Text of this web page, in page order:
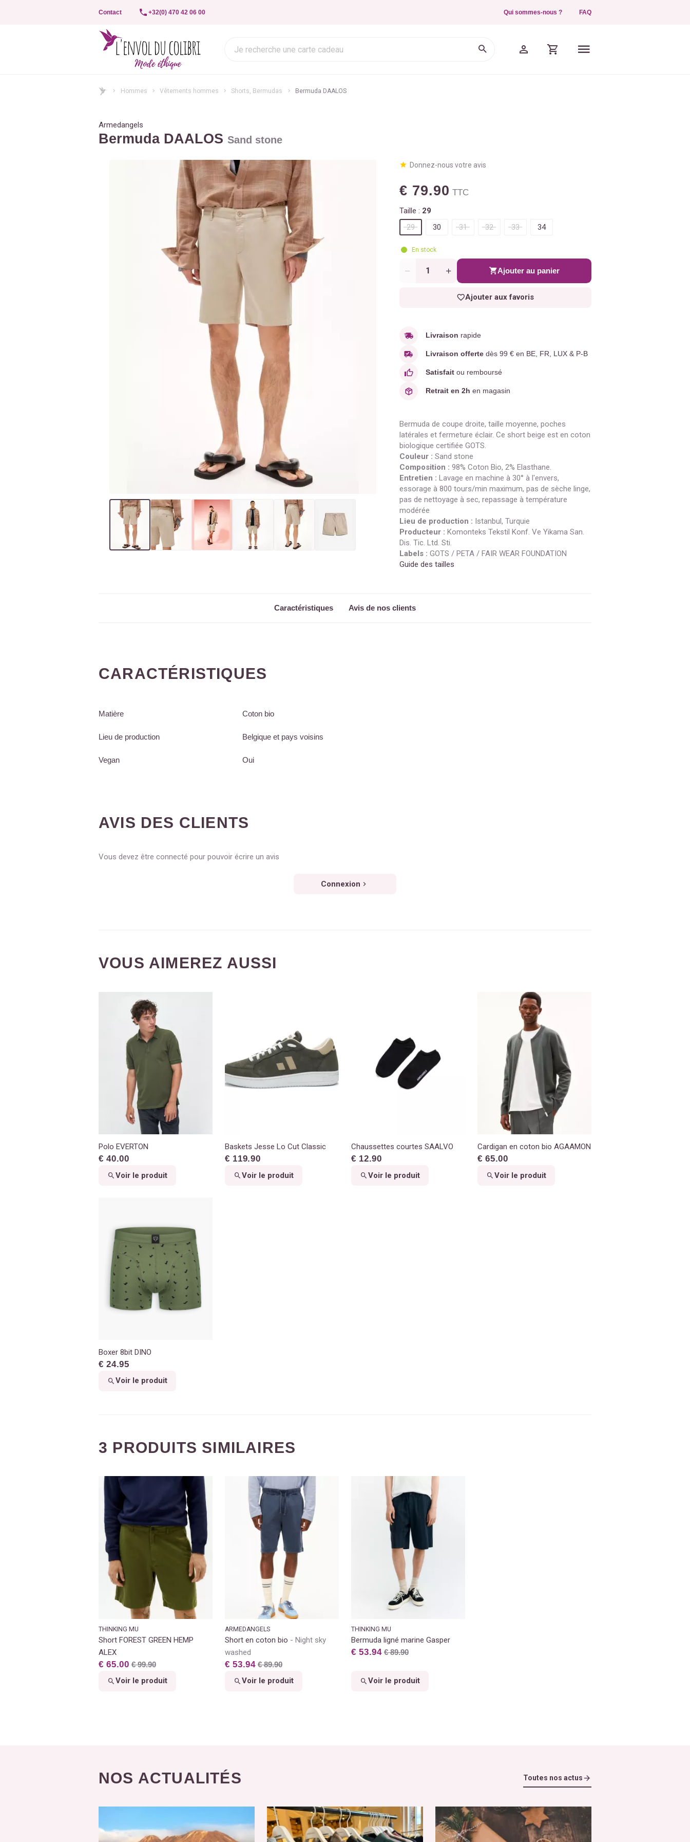
Contact +32(0) 470 42 06 00 Qui sommes-nous ? FAQ
Hommes Vêtements hommes Shorts, Bermudas Bermuda DAALOS
Armedangels
Bermuda DAALOS Sand stone
Donnez-nous votre avis
€ 79.90 TTC
Taille : 29
29
30 31 32 33 34
En stock
Quantité Ajouter au panier
Ajouter aux favoris
Livraison rapide
Livraison offertedès 99 € en BE, FR, LUX & P-B
Satisfaitou remboursé
Retrait en 2h en magasin
Bermuda de coupe droite, taille moyenne, poches
latérales et fermeture éclair. Ce short beige est en coton
biologique certifiée GOTS.
Couleur : Sand stone
Composition : 98% Coton Bio, 2% Elasthane.
Entretien : Lavage en machine à 30° à l'envers,
essorage à 800 tours/min maximum, pas de sèche linge,
pas de nettoyage à sec, repassage à température
modérée
Lieu de production : Istanbul, Turquie
Producteur : Komonteks Tekstil Konf. Ve Yikama San.
Dis. Tic. Ltd. Sti.
Labels : GOTS / PETA / FAIR WEAR FOUNDATION
Guide des tailles
Caractéristiques Avis de nos clients
CARACTÉRISTIQUES
Matière Coton bio
Lieu de production Belgique et pays voisins
Vegan Oui
AVIS DES CLIENTS
Vous devez être connecté pour pouvoir écrire un avis
Connexion
VOUS AIMEREZ AUSSI
Polo EVERTON
€ 40.00
Voir le produit
Baskets Jesse Lo Cut Classic
€ 119.90
Voir le produit
Chaussettes courtes SAALVO
€ 12.90
Voir le produit
Cardigan en coton bio AGAAMON
€ 65.00
Voir le produit
Boxer 8bit DINO
€ 24.95
Voir le produit
3 PRODUITS SIMILAIRES
THINKING MU
Short FOREST GREEN HEMP
ALEX
€ 65.00 € 99.90
Voir le produit
ARMEDANGELS
Short en coton bio
Night sky
washed
€ 53.94 € 89.90
Voir le produit
THINKING MU
Bermuda ligné marine Gasper
€ 53.94 € 89.90
Voir le produit
NOS ACTUALITÉS Toutes nos actus